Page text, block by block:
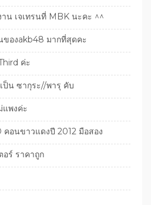
น เจเทรนที่ MBK นะคะ ^^
ของakb48 มากที่สุดคะ
ค่ะ
ป็น ซากุระ//พารุ คับ
แพงค่ะ
คอนขาวแดงปี 2012 มือสอง
อร์ ราคาถูก